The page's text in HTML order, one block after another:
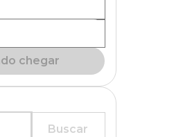
chegar
Buscar